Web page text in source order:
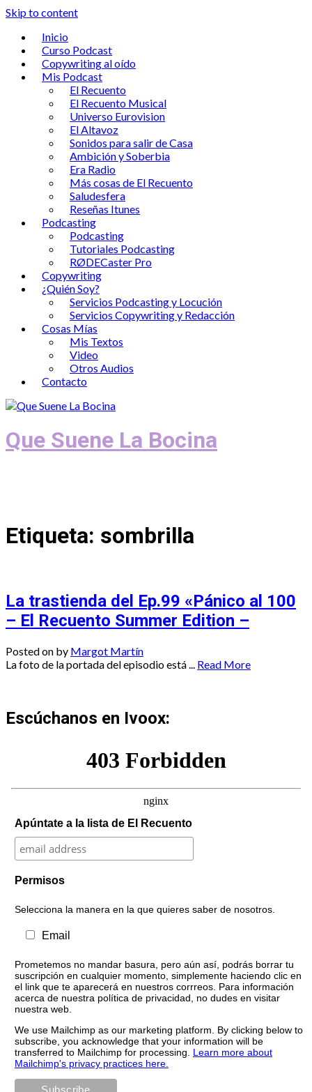
Skip to content
Inicio
Curso Podcast
Copywriting al oído
Mis Podcast
El Recuento
El Recuento Musical
Universo Eurovision
El Altavoz
Sonidos para salir de Casa
Ambición y Soberbia
Era Radio
Más cosas de El Recuento
Saludesfera
Reseñas Itunes
Podcasting
Podcasting
Tutoriales Podcasting
RØDECaster Pro
Copywriting
¿Quién Soy?
Servicios Podcasting y Locución
Servicios Copywriting y Redacción
Cosas Mías
Mis Textos
Video
Otros Audios
Contacto
Que Suene La Bocina
Etiqueta: sombrilla
La trastienda del Ep.99 «Pánico al 100
– El Recuento Summer Edition –
Posted on by Margot Martín
La foto de la portada del episodio está ...
Read More
Escúchanos en Ivoox:
Apúntate a la lista de El Recuento
Permisos
Selecciona la manera en la que quieres saber de nosotros.
Email
Prometemos no mandar basura, pero aún así, podrás borrar tu
suscripción en cualquier momento, simplemente haciendo clic en
el link que te aparecerá en nuestros corrreos. Para información
acerca de nuestra política de privacidad, no dudes en visitar
nuestra web.
We use Mailchimp as our marketing platform. By clicking below to
subscribe, you acknowledge that your information will be
transferred to Mailchimp for processing. Learn more about
Mailchimp's privacy practices here.